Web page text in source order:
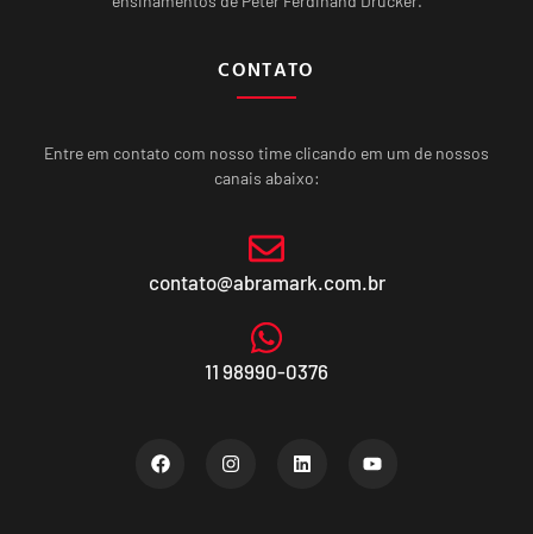
CONTATO
Entre em contato com nosso time clicando em um de nossos
canais abaixo:
contato@abramark.com.br
11 98990-0376